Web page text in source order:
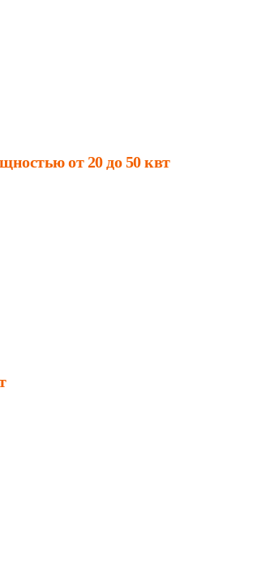
от 20 до 50 квт